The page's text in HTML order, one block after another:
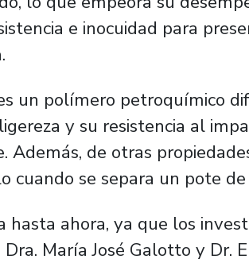
e inocuidad para
un polímero petroquímico
y su resistencia al
Además, de otras
cuando se separa un pote
hasta ahora, ya que los
Dra. María José Galotto y Dr.